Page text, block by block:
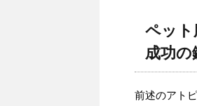
ペット
成功の
前述のアト